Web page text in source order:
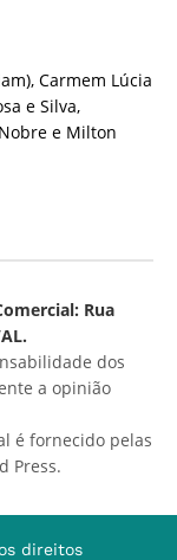
Carmem Lúcia
e Silva,
e Milton
Rua
dos
a opinião
é fornecido pelas
Press.
direitos